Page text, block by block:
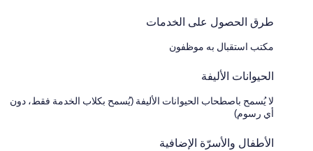
طرق الحصول على الخدمات
مكتب استقبال به موظفون
الحيوانات الأليفة
لا يُسمح باصطحاب الحيوانات الأليفة (يُسمح بكلاب الخدمة فقط، دون
أي رسوم)
الأطفال والأسرّة الإضافية